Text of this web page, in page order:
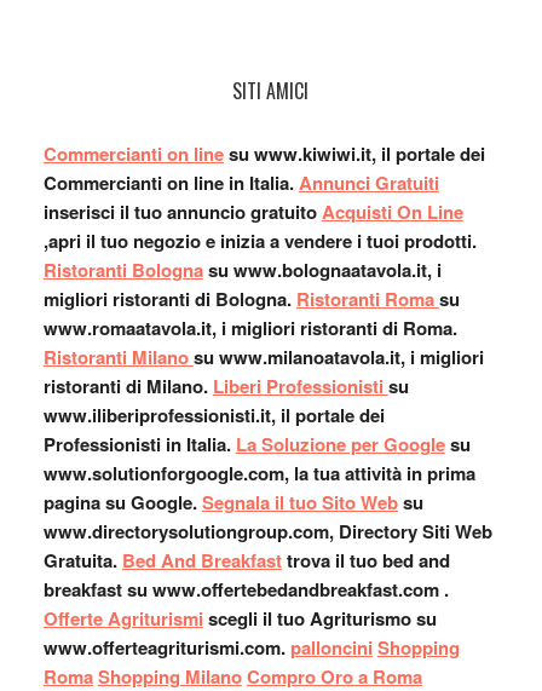
SITI AMICI
Commercianti on linesu www.kiwiwi.it, il portale dei
Commercianti on line in Italia.Annunci Gratuiti
inserisci il tuo annuncio gratuitoAcquisti On Line
,apri il tuo negozio e inizia a vendere i tuoi prodotti.
Ristoranti Bolognasu www.bolognaatavola.it, i
migliori ristoranti di Bologna. Ristoranti Romasu
www.romaatavola.it, i migliori ristoranti di Roma.
Ristoranti Milanosu www.milanoatavola.it, i migliori
ristoranti di Milano. Liberi Professionisti su
www.iliberiprofessionisti.it, il portale dei
Professionisti in Italia. La Soluzione per Googlesu
www.solutionforgoogle.com, la tua attività in prima
pagina su Google.Segnala il tuo Sito Websu
www.directorysolutiongroup.com, Directory Siti Web
Gratuita. Bed And Breakfasttrova il tuo bed and
breakfast su www.offertebedandbreakfast.com .
Offerte Agriturismi scegli il tuo Agriturismo su
www.offerteagriturismi.com. palloncini Shopping
RomaShopping MilanoCompro Oro a Roma